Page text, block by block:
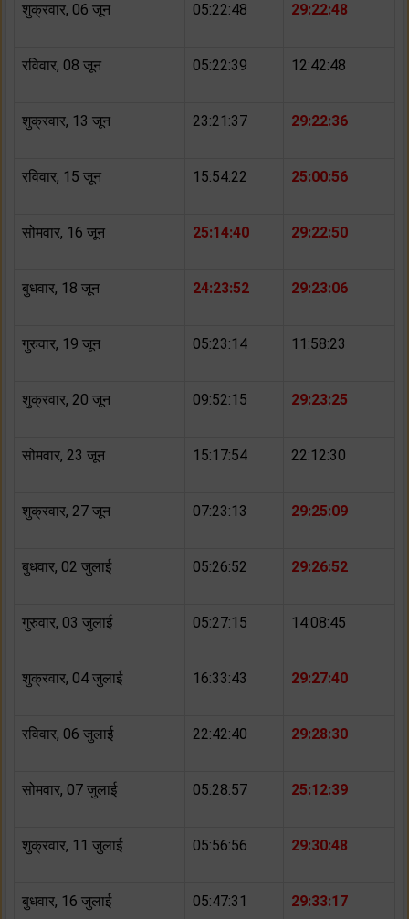
शुक्रवार, 06 जून 05:22:48 29:22:48
रविवार, 08 जून 05:22:39 12:42:48
शुक्रवार, 13 जून 23:21:37 29:22:36
रविवार, 15 जून 15:54:22 25:00:56
सोमवार, 16 जून 25:14:40 29:22:50
बुधवार, 18 जून 24:23:52 29:23:06
गुरुवार, 19 जून 05:23:14 11:58:23
शुक्रवार, 20 जून 09:52:15 29:23:25
सोमवार, 23 जून 15:17:54 22:12:30
शुक्रवार, 27 जून 07:23:13 29:25:09
बुधवार, 02 जुलाई 05:26:52 29:26:52
गुरुवार, 03 जुलाई 05:27:15 14:08:45
शुक्रवार, 04 जुलाई 16:33:43 29:27:40
रविवार, 06 जुलाई 22:42:40 29:28:30
सोमवार, 07 जुलाई 05:28:57 25:12:39
शुक्रवार, 11 जुलाई 05:56:56 29:30:48
बुधवार, 16 जुलाई 05:47:31 29:33:17